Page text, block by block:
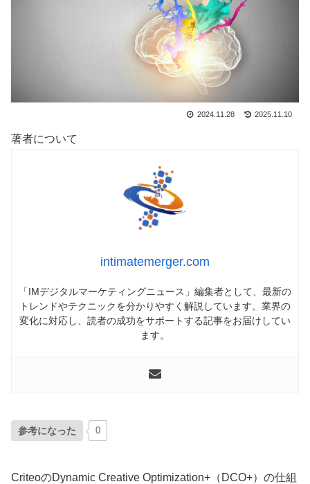
2024.11.28 2025.11.10
著者について
intimatemerger.com
「IMデジタルマーケティングニュース」編集者として、最新の
トレンドやテクニックを分かりやすく解説しています。業界の
変化に対応し、読者の成功をサポートする記事をお届けしてい
ます。
参考になった 0
CriteoのDynamic Creative Optimization+（DCO+）の仕組